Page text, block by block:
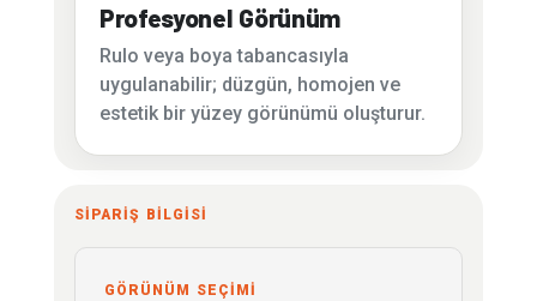
Profesyonel Görünüm
Rulo veya boya tabancasıyla
uygulanabilir; düzgün, homojen ve
estetik bir yüzey görünümü oluşturur.
SİPARİŞ BİLGİSİ
GÖRÜNÜM SEÇİMİ